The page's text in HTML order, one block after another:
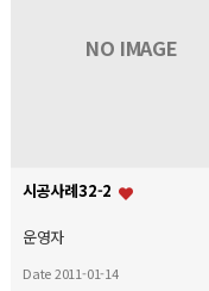
NO IMAGE
시공사례32-2
운영자
Date 2011-01-14